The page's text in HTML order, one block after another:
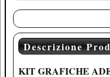
Descrizione
KIT GRAFICHE